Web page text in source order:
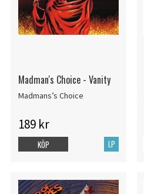
Madman's Choice - Vanity
Madmans’s Choice
189 kr
LP
KÖP